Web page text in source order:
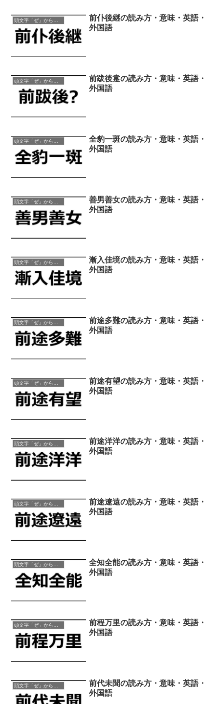
前仆後継の読み方・意味・英語・
外国語
前跋後疐の読み方・意味・英語・
外国語
頭文字「ぜ」から始まる四字熟語
全豹一斑の読み方・意味・英語・
外国語
善男善女の読み方・意味・英語・
外国語
漸入佳境の読み方・意味・英語・
外国語
頭文字「ぜ」から始まる四字熟語
前途多難の読み方・意味・英語・
外国語
前途有望の読み方・意味・英語・
外国語
前途洋洋の読み方・意味・英語・
外国語
頭文字「ぜ」から始まる四字熟語
前途遼遠の読み方・意味・英語・
外国語
全知全能の読み方・意味・英語・
外国語
前程万里の読み方・意味・英語・
外国語
前代未聞の読み方・意味・英語・
外国語